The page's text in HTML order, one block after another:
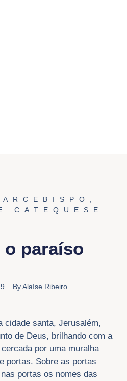
CATEQUESE
paraíso
ByAlaíse Ribeiro
cidade santa, Jerusalém,
de Deus, brilhando com a
por uma muralha
portas. Sobre as portas
portas os nomes das